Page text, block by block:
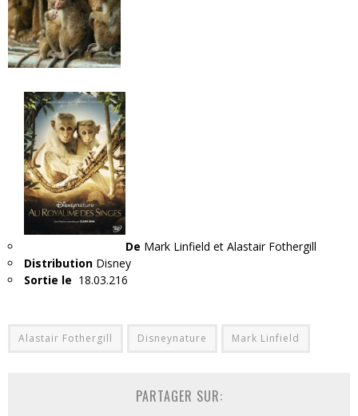
De Mark Linfield et Alastair Fothergill
Distribution Disney
Sortie le 18.03.216
Alastair Fothergill Disneynature Mark Linfield
PARTAGER SUR: